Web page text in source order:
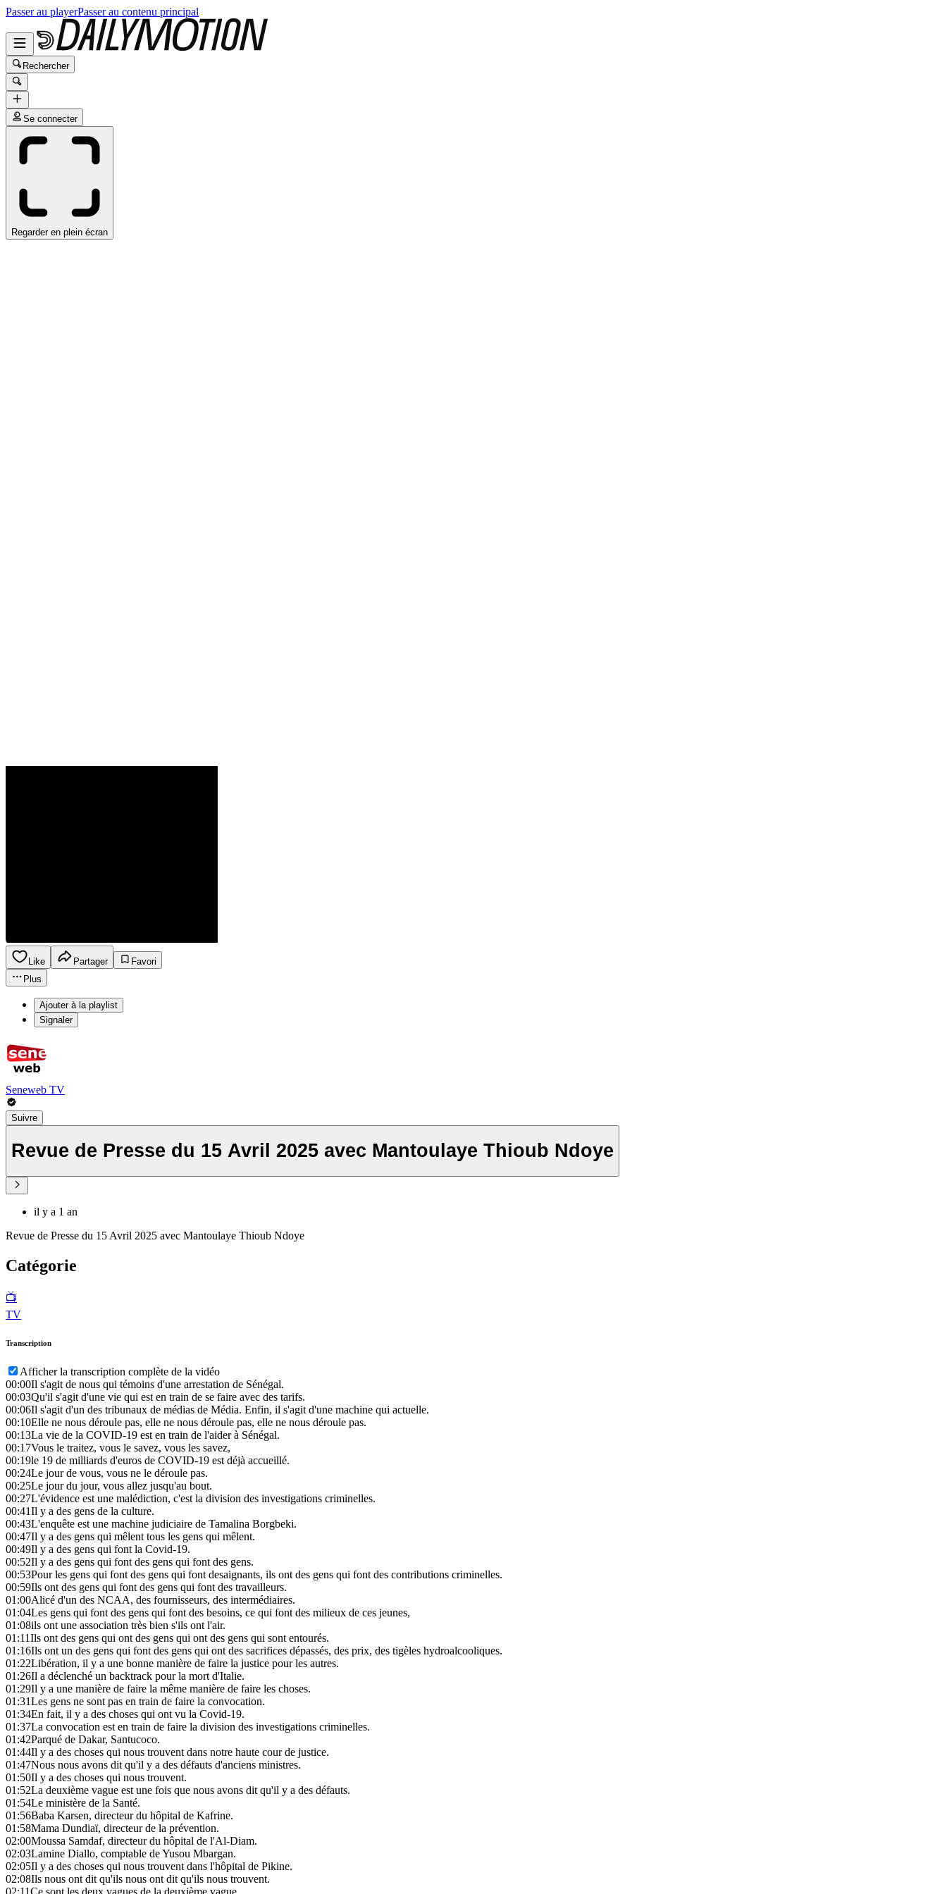
Passer au playerPasser au contenu principal
Rechercher
Se connecter
Regarder en plein écran
Like Partager
Favori
Plus
Ajouter à la playlist
Signaler
Seneweb TV
Suivre
Revue de Presse du 15 Avril 2025 avec Mantoulaye Thioub Ndoye
il y a 1 an
Revue de Presse du 15 Avril 2025 avec Mantoulaye Thioub Ndoye
Catégorie
📺
TV
Transcription
Afficher la transcription complète de la vidéo
00:00Il s'agit de nous qui témoins d'une arrestation de Sénégal.
00:03Qu'il s'agit d'une vie qui est en train de se faire avec des tarifs.
00:06Il s'agit d'un des tribunaux de médias de Média. Enfin, il s'agit d'une machine qui actuelle.
00:10Elle ne nous déroule pas, elle ne nous déroule pas, elle ne nous déroule pas.
00:13La vie de la COVID-19 est en train de l'aider à Sénégal.
00:17Vous le traitez, vous le savez, vous les savez,
00:19le 19 de milliards d'euros de COVID-19 est déjà accueillé.
00:24Le jour de vous, vous ne le déroule pas.
00:25Le jour du jour, vous allez jusqu'au bout.
00:27L'évidence est une malédiction, c'est la division des investigations criminelles.
00:41Il y a des gens de la culture.
00:43L'enquête est une machine judiciaire de Tamalina Borgbeki.
00:47Il y a des gens qui mêlent tous les gens qui mêlent.
00:49Il y a des gens qui font la Covid-19.
00:52Il y a des gens qui font des gens qui font des gens.
00:53Pour les gens qui font des gens qui font desaignants, ils ont des gens qui font des contributions criminelles.
00:59Ils ont des gens qui font des gens qui font des travailleurs.
01:00Alicé d'un des NCAA, des fournisseurs, des intermédiaires.
01:04Les gens qui font des gens qui font des besoins, ce qui font des milieux de ces jeunes,
01:08ils ont une association très bien s'ils ont l'air.
01:11Ils ont des gens qui ont des gens qui ont des gens qui sont entourés.
01:16Ils ont un des gens qui font des gens qui ont des sacrifices dépassés, des prix, des tigèles hydroalcooliques.
01:22Libération, il y a une bonne manière de faire la justice pour les autres.
01:26Il a déclenché un backtrack pour la mort d'Italie.
01:29Il y a une manière de faire la même manière de faire les choses.
01:31Les gens ne sont pas en train de faire la convocation.
01:34En fait, il y a des choses qui ont vu la Covid-19.
01:37La convocation est en train de faire la division des investigations criminelles.
01:42Parqué de Dakar, Santucoco.
01:44Il y a des choses qui nous trouvent dans notre haute cour de justice.
01:47Nous nous avons dit qu'il y a des défauts d'anciens ministres.
01:50Il y a des choses qui nous trouvent.
01:52La deuxième vague est une fois que nous avons dit qu'il y a des défauts.
01:54Le ministère de la Santé.
01:56Baba Karsen, directeur du hôpital de Kafrine.
01:58Mama Dundiaï, directeur de la prévention.
02:00Moussa Samdaf, directeur du hôpital de l'Al-Diam.
02:03Lamine Diallo, comptable de Yusou Mbargan.
02:05Il y a des choses qui nous trouvent dans l'hôpital de Pikine.
02:08Ils nous ont dit qu'ils nous ont dit qu'ils nous trouvent.